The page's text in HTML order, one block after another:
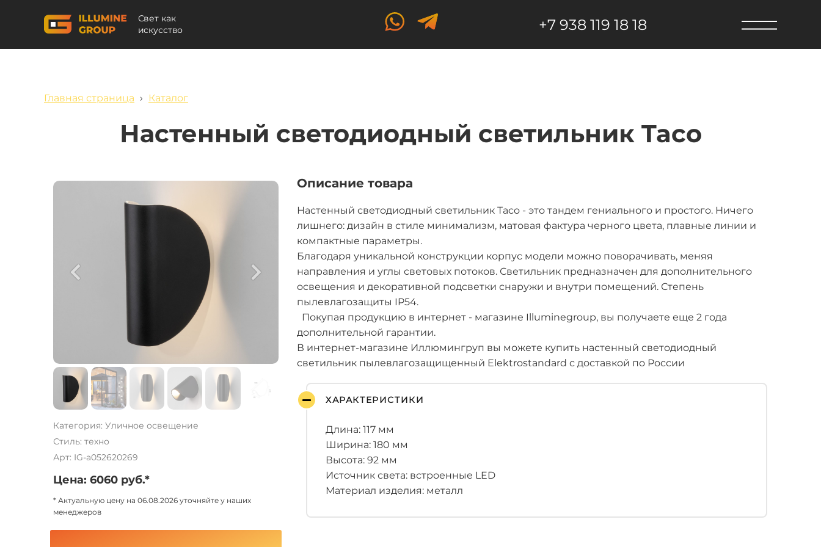
Свет как
искусство
+7 938 119 18 18
Главная страница › Каталог
Настенный светодиодный светильник Taco
Категория: Уличное освещение
Стиль: техно
Арт: IG-a052620269
Цена: 6060 руб.*
* Актуальную цену на 06.08.2026 уточняйте у наших
менеджеров
Описание товара
Настенный светодиодный светильник Taco - это тандем гениального и простого. Ничего
лишнего: дизайн в стиле минимализм, матовая фактура черного цвета, плавные линии и
компактные параметры.
Благодаря уникальной конструкции корпус модели можно поворачивать, меняя
направления и углы световых потоков. Светильник предназначен для дополнительного
освещения и декоративной подсветки снаружи и внутри помещений. Степень
пылевлагозащиты IP54.
Покупая продукцию в интернет - магазине Illuminegroup, вы получаете еще 2 года
дополнительной гарантии.
В интернет-магазине Иллюмингруп вы можете купить настенный светодиодный
светильник пылевлагозащищенный Elektrostandard с доставкой по России
ХАРАКТЕРИСТИКИ
Длина: 117 мм
Ширина: 180 мм
Высота: 92 мм
Источник света: встроенные LED
Материал изделия: металл